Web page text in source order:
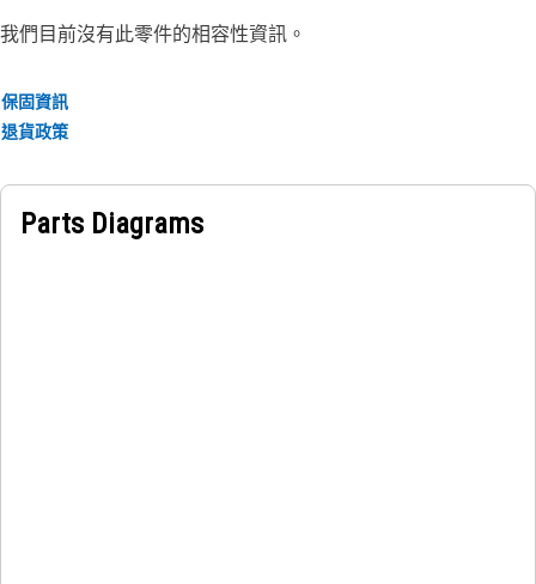
我們目前沒有此零件的相容性資訊。
保固資訊
退貨政策
Parts Diagrams